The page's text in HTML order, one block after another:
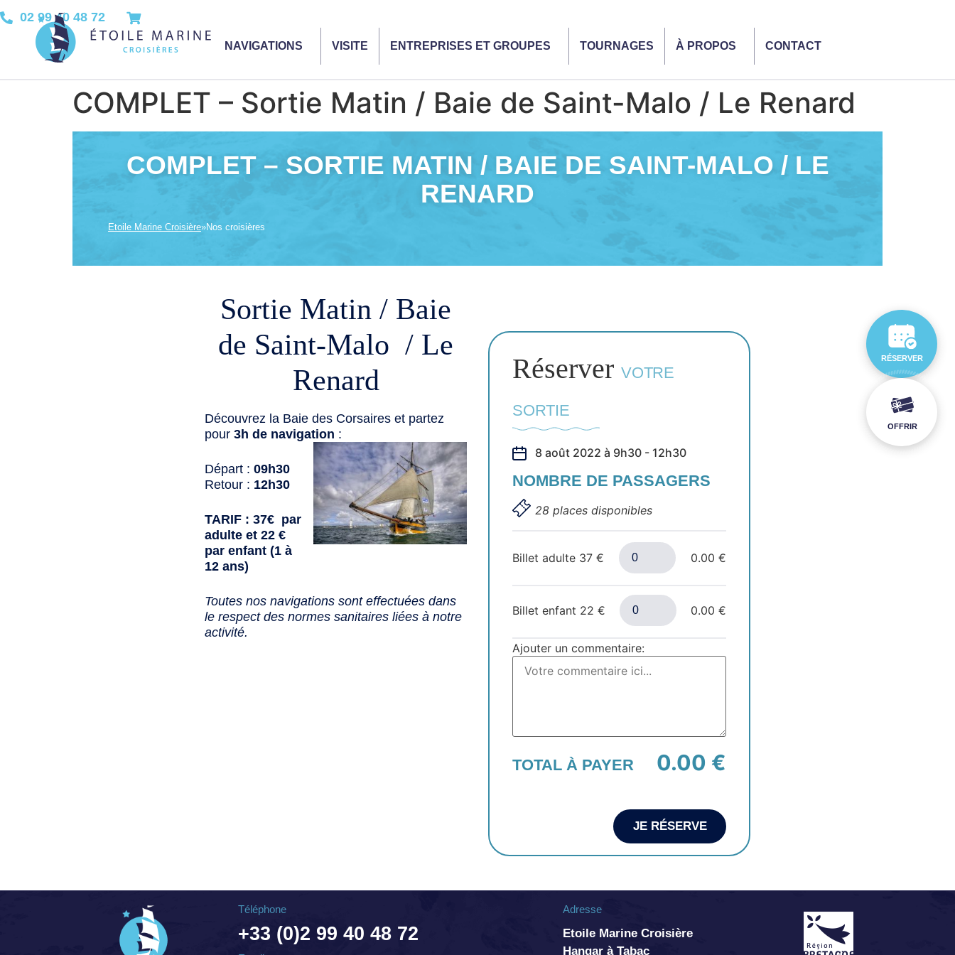
02 99 40 48 72
NAVIGATIONS VISITE ENTREPRISES ET GROUPES TOURNAGES À PROPOS CONTACT
COMPLET – Sortie Matin / Baie de Saint-Malo / Le Renard
COMPLET – SORTIE MATIN / BAIE DE SAINT-MALO / LE
RENARD
Etoile Marine Croisière»Nos croisières
Sortie Matin / Baie
de Saint-Malo / Le
Renard
Découvrez la Baie des Corsaires et partez
pour 3h de navigation :
Départ : 09h30
Retour : 12h30
TARIF : 37€ par
adulte et 22 €
par enfant (1 à
12 ans)
Toutes nos navigations sont effectuées dans
le respect des normes sanitaires liées à notre
activité.
Réserver VOTRE
SORTIE
8 août 2022 à 9h30 - 12h30
NOMBRE DE PASSAGERS
28 places disponibles
Billet adulte 37 € 0.00 €
Billet enfant 22 € 0.00 €
Ajouter un commentaire:
TOTAL À PAYER 0.00 €
JE RÉSERVE
Téléphone
+33 (0)2 99 40 48 72
Adresse
Etoile Marine Croisière
Hangar à Tabac
RÉSERVER
OFFRIR